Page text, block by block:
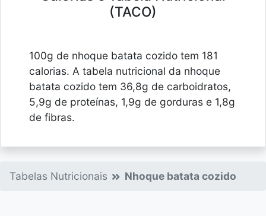
(TACO)
100g de nhoque batata cozido tem 181
calorias. A tabela nutricional da nhoque
batata cozido tem 36,8g de carboidratos,
5,9g de proteínas, 1,9g de gorduras e 1,8g
de fibras.
Tabelas Nutricionais Nhoque batata cozido